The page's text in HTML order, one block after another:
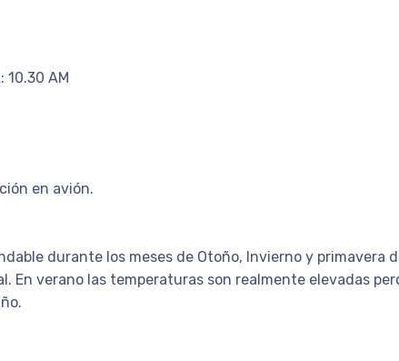
10.30 AM
en avión.
durante los meses de Otoño, Invierno y primavera
En verano las temperaturas son realmente elevadas